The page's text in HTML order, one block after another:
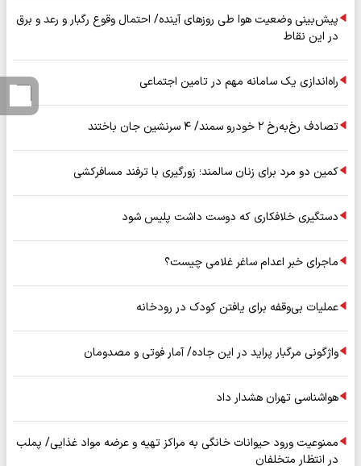
پیش‌بینی وضعیت هوا طی روزهای آینده/ احتمال وقوع رگبار و رعد و برق
در این نقاط
راه‌اندازی یک سامانه مهم در تامین اجتماعی
تصادف رخ‌به‌رخ ۲ خودرو سمند/ ۴ سرنشین جان باختند
کمین دو مرد برای زنان سالمند؛ زورگیری با ترفند مسافرکشی
دستگیری خلافکاری که دوست داشت پلیس شود
ماجرای خبر اعدام ساغر غلامی چیست؟
عملیات بی‌وقفه برای یافتن کودک در رودخانه
واژگونی مرگبار پراید در این جاده/ آمار فوتی و مصدومان
هواشناسی تهران هشدار داد
ممنوعیت ورود حیوانات خانگی به مراکز تهیه و عرضه مواد غذایی/ پملب
در انتظار متخلفان